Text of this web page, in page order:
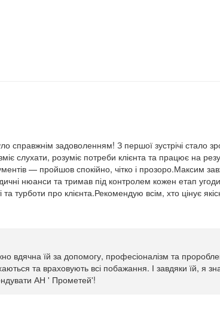
задоволенням! З першої зустрічі стало
слухати, розуміє потреби клієнта та працює на
— пройшов спокійно, чітко і прозоро.Максим
нюанси та тримав під контролем кожен етап
турботи про клієнта.Рекомендую всім, хто цінує
вдячна їй за допомогу, професіоналізм та
та враховують всі побажання. І завдяки їй, я
АН ' Прометей'!